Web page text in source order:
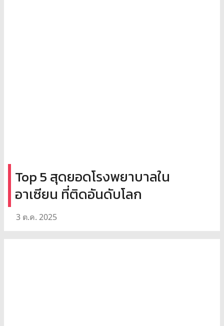
Top 5 สุดยอดโรงพยาบาลใน
อาเซียน ที่ติดอันดับโลก
3 ต.ค. 2025